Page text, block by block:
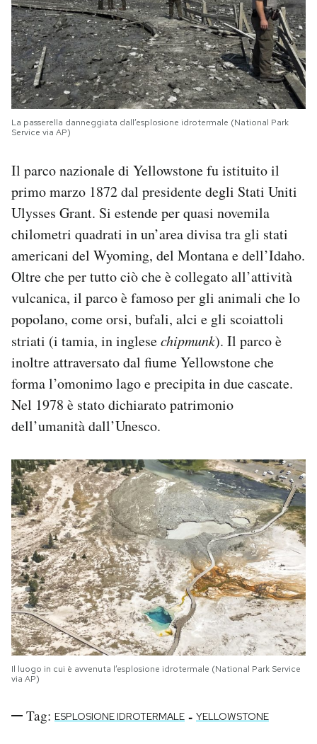
La passerella danneggiata dall’esplosione idrotermale (National Park
Service via AP)
Il parco nazionale di Yellowstone fu istituito il
primo marzo 1872 dal presidente degli Stati Uniti
Ulysses Grant. Si estende per quasi novemila
chilometri quadrati in un’area divisa tra gli stati
americani del Wyoming, del Montana e dell’Idaho.
Oltre che per tutto ciò che è collegato all’attività
vulcanica, il parco è famoso per gli animali che lo
popolano, come orsi, bufali, alci e gli scoiattoli
striati (i tamia, in inglesechipmunk). Il parco è
inoltre attraversato dal fiume Yellowstone che
forma l’omonimo lago e precipita in due cascate.
Nel 1978 è stato dichiarato patrimonio
dell’umanità dall’Unesco.
Il luogo in cui è avvenuta l’esplosione idrotermale (National Park Service
via AP)
Tag: ESPLOSIONE IDROTERMALE - YELLOWSTONE